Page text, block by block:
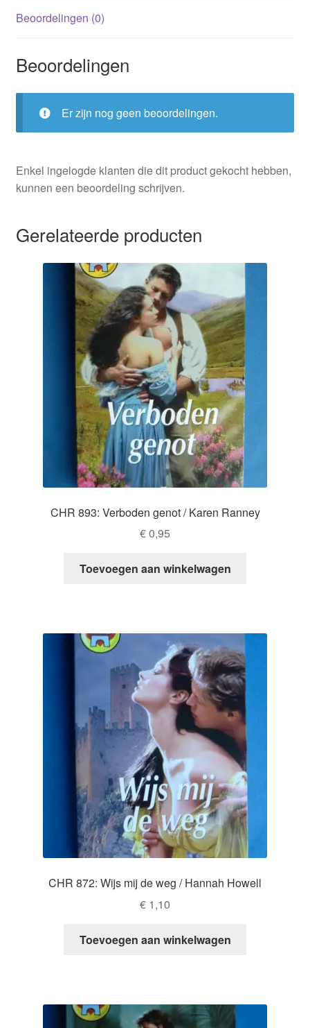
Beoordelingen (0)
Beoordelingen
Er zijn nog geen beoordelingen.
Enkel ingelogde klanten die dit product gekocht hebben,
kunnen een beoordeling schrijven.
Gerelateerde producten
CHR 893: Verboden genot / Karen Ranney
€0,95
Toevoegen aan winkelwagen
CHR 872: Wijs mij de weg / Hannah Howell
€ 1,10
Toevoegen aan winkelwagen